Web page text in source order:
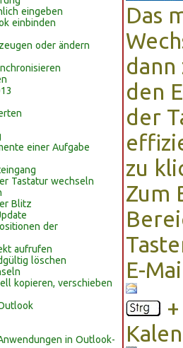
eingeben
einbinden
oder ändern
einer Aufgabe
Tastatur wechseln
Blitz
der
aufrufen
löschen
kopieren, verschieben
in Outlook-
Das
den
der
zu
Zum
E-